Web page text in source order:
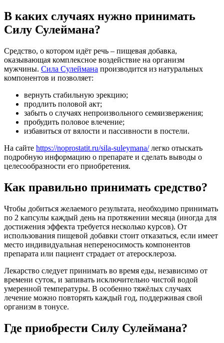
В каких случаях нужно принимать
Силу Сулеймана?
Средство, о котором идёт речь – пищевая добавка,
оказывающая комплексное воздействие на организм
мужчины. Сила Сулеймана производится из натуральных
компонентов и позволяет:
вернуть стабильную эрекцию;
продлить половой акт;
забыть о случаях непроизвольного семяизвержения;
пробудить половое влечение;
избавиться от вялости и пассивности в постели.
На сайте https://noprostatit.ru/sila-suleymana/легко отыскать
подробную информацию о препарате и сделать выводы о
целесообразности его приобретения.
Как правильно принимать средство?
Чтобы добиться желаемого результата, необходимо принимать
по 2 капсулы каждый день на протяжении месяца (иногда для
достижения эффекта требуется несколько курсов). От
использования пищевой добавки стоит отказаться, если имеет
место индивидуальная непереносимость компонентов
препарата или пациент страдает от атеросклероза.
Лекарство следует принимать во время еды, независимо от
времени суток, и запивать исключительно чистой водой
умеренной температуры. В особенно тяжёлых случаях
лечение можно повторять каждый год, поддерживая свой
организм в тонусе.
Где приобрести Силу Сулеймана?